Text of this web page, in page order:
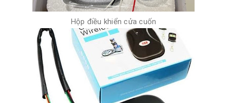
Hộp điều khiển cửa cuốn